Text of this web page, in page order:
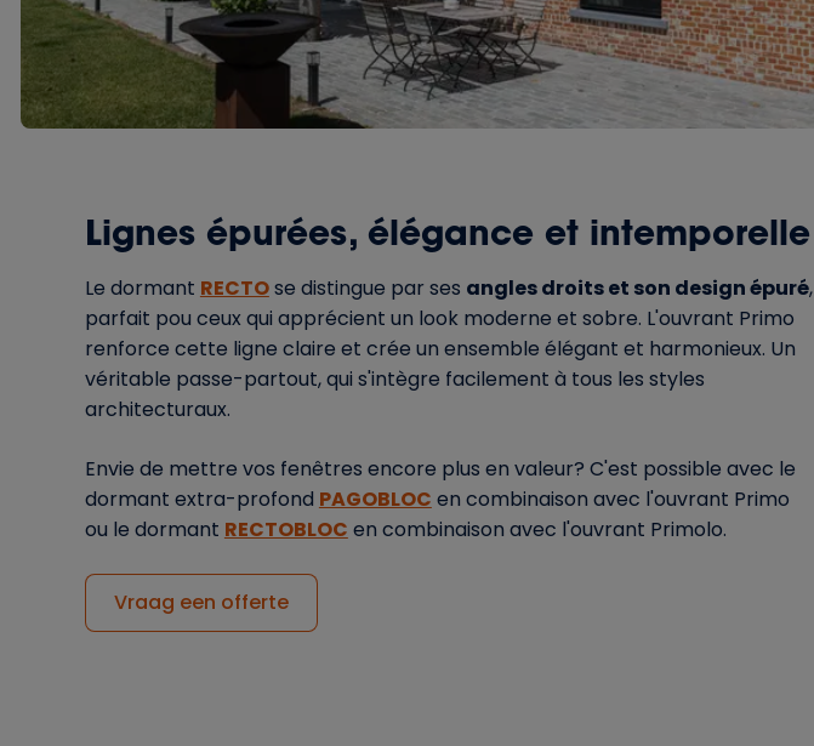
Lignes épurées, élégance et intemporelle
Le dormant RECTOse distingue par ses angles droits et son design épuré,
parfait pou ceux qui apprécient un look moderne et sobre. L'ouvrant Primo
renforce cette ligne claire et crée un ensemble élégant et harmonieux. Un
véritable passe-partout, qui s'intègre facilement à tous les styles
architecturaux.
Envie de mettre vos fenêtres encore plus en valeur? C'est possible avec le
dormant extra-profond PAGOBLOC en combinaison avec l'ouvrant Primo
ou le dormant RECTOBLOC en combinaison avec l'ouvrant Primolo.
Vraag een offerte